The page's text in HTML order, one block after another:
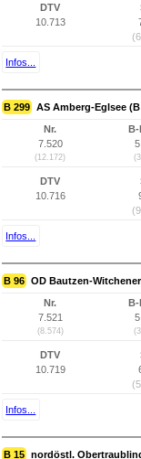
DTV
10.713
Infos...
B 299 AS Amberg-Eglsee
Nr.
7.520
(12.172)
DTV
10.716
Infos...
B 96 OD Bautzen-
Nr.
7.521
(8.574)
DTV
10.719
Infos...
B 15 nordöstl.